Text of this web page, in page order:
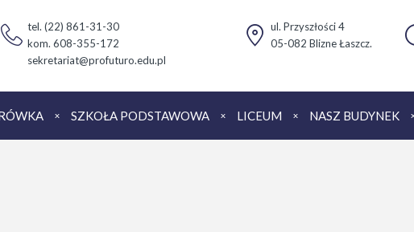
tel. (22) 861-31-30
kom. 608-355-172
sekretariat@profuturo.edu.pl
ul. Przyszłości 4
05-082 Blizne Łaszcz.
SZKOŁA PODSTAWOWA LICEUM NASZ BUDYNEK